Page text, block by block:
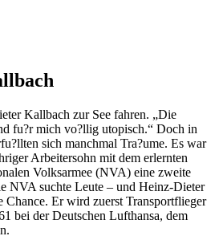
Kallbach zur See fahren. „Die
fu?r mich vo?llig utopisch.“ Doch in
sich manchmal Tra?ume. Es war
Arbeitersohn mit dem erlernten
Volksarmee (NVA) eine zweite
NVA suchte Leute – und Heinz-Dieter
Chance. Er wird zuerst Transportflieger
bei der Deutschen Lufthansa, dem